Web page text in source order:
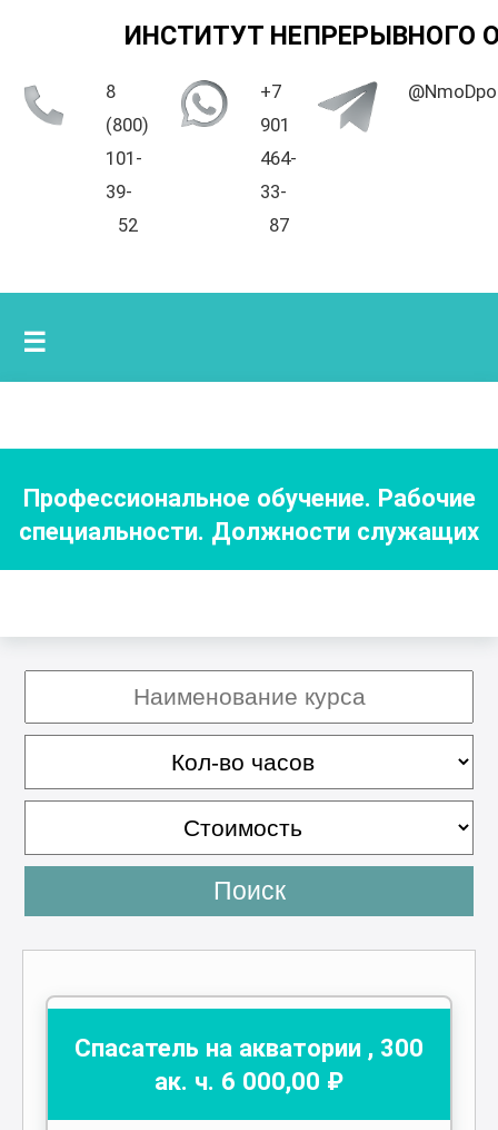
ИНСТИТУТ НЕПРЕРЫВНОГО
8
(800)
101-
39-
52
+7
901
464-
33-
87
☰
Профессиональное обучение. Рабочие
специальности. Должности служащих
Поиск
Спасатель на акватории , 300
ак. ч. 6 000,00 ₽